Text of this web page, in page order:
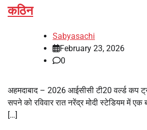
कठिन
Sabyasachi
February 23, 2026
0
अहमदाबाद – 2026 आईसीसी टी20 वर्ल्ड कप
सपने को रविवार रात नरेंद्र मोदी स्टेडियम में
[…]